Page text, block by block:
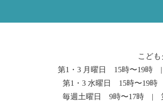
こども
第1・3 月曜日 15時〜19時
第1・3 水曜日 15時〜19
毎週土曜日 9時〜17時 |